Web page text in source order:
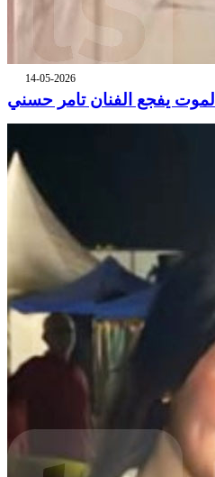
14-05-2026
الموت يفجع الفنان تامر حسني